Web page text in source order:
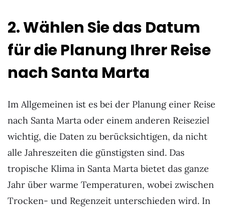
2. Wählen Sie das Datum
für die Planung Ihrer Reise
nach Santa Marta
Im Allgemeinen ist es bei der Planung einer Reise
nach Santa Marta oder einem anderen Reiseziel
wichtig, die Daten zu berücksichtigen, da nicht
alle Jahreszeiten die günstigsten sind. Das
tropische Klima in Santa Marta bietet das ganze
Jahr über warme Temperaturen, wobei zwischen
Trocken- und Regenzeit unterschieden wird. In